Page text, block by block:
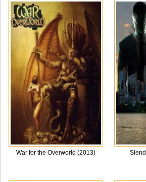
War for the Overworld (2013)